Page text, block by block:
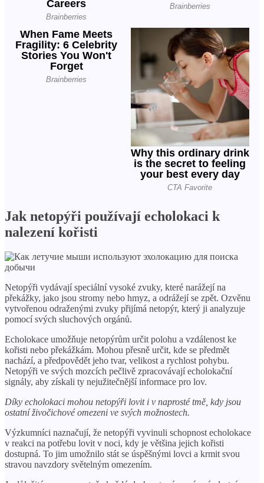
Jak netopýři používají echolokaci k
nalezení kořisti
Netopýři vydávají speciální vysoké zvuky, které narážejí na
překážky, jako jsou stromy nebo hmyz, a odrážejí se zpět. Ozvěnu
vytvořenou odraženými zvuky přijímá netopýr, který ji analyzuje
pomocí svých sluchových orgánů.
Echolokace umožňuje netopýrům určit polohu a vzdálenost ke
kořisti nebo překážkám. Mohou přesně určit, kde se předmět
nachází, a předpovědět jeho tvar, velikost a rychlost pohybu.
Netopýři ve svých mozcích pečlivě zpracovávají echolokační
signály, aby získali ty nejužitečnější informace pro lov.
Díky echolokaci mohou netopýři lovit i v naprosté tmě, kdy jsou
ostatní živočichové omezeni ve svých možnostech.
Výzkumníci naznačují, že netopýři vyvinuli schopnost echolokace
v reakci na potřebu lovit v noci, kdy je většina jejich kořisti
dostupná. To jim umožnilo stát se úspěšnými lovci a krmit svou
stravou navzdory světelným omezením.